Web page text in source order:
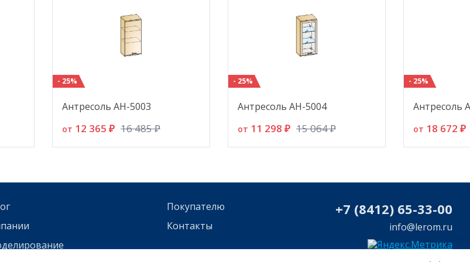
- 25%
Антресоль АН-5003
от 12 365 ₽ 16 485 ₽
- 25%
Антресоль АН-5004
от 11 298 ₽ 15 064 ₽
- 25%
Антресоль
от 18 672 ₽
Покупателю
Контакты
+7 (8412) 65-33-00
info@lerom.ru